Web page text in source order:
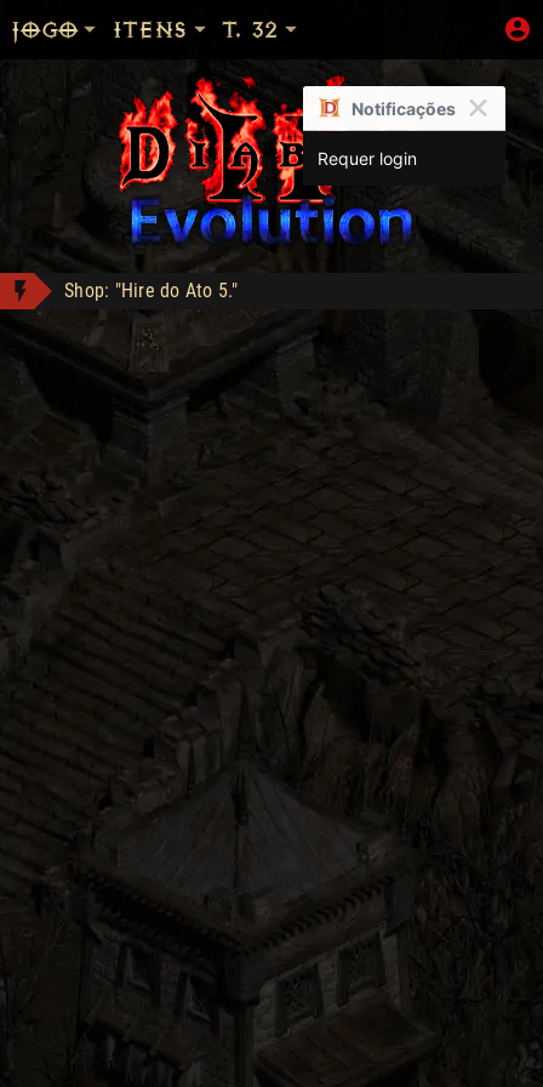
Shop: "Hire do Ato 5."
Undead Crown - Compra: 20
Entrapping Grand Charm of Inertia - Compra: 50
Apolomito conquistou Full Season!
Apolomito conquistou Deckard Cain!
LOJA_DO_FAKE conquistou Full Season!
M'avina's Embrace - Compra: 40
JOGO ITENS T. 32
Notificações ×
Requer login